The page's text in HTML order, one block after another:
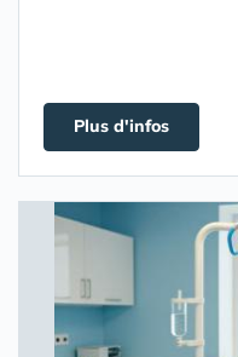
Plus d'infos